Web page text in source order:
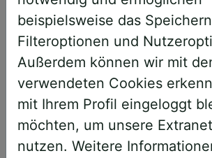
Teilnehmer,
um Ihnen zukünftige
erleichtern, haben wir
umstrukturiert und den
entsprechend angepasst.
Sie daher folgende Schritte
beispielsweise das
Filteroptionen und
Außerdem können wir mit
verwendeten Cookies
mit Ihrem Profil eingeloggt
möchten, um unsere
nutzen. Weitere